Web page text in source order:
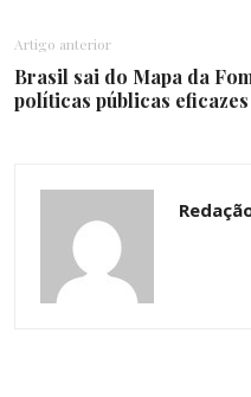
Artigo anterior
Brasil sai do Mapa da
políticas públicas eficazes